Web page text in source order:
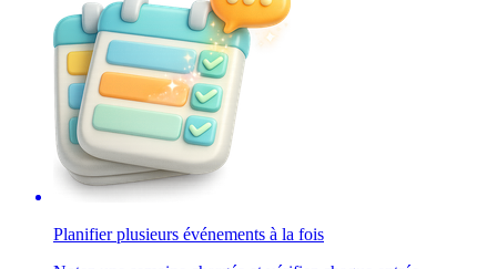
Planifier plusieurs événements à la fois